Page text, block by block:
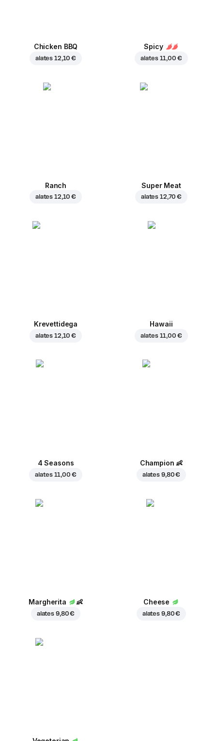
Chicken BBQ
alates 12,10 €
Spicy
alates 11,00 €
Ranch
alates 12,10 €
Super Meat
alates 12,70 €
Krevettidega
alates 12,10 €
Hawaii
alates 11,00 €
4 Seasons
alates 11,00 €
Champion 👶
alates 9,80 €
Margherita 👶
alates 9,80 €
Cheese
alates 9,80 €